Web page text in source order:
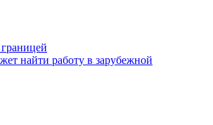
найти работу в зарубежной